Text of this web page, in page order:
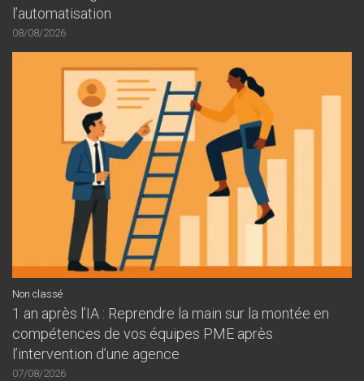
l’automatisation
08/08/2026
Non classé
1 an après l’IA : Reprendre la main sur la montée en
compétences de vos équipes PME après
l’intervention d’une agence
07/08/2026